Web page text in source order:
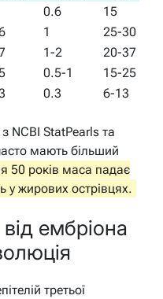
0.6
15
1
25-30
1-2
20-37
0.5-1
15-25
0.3 6-13
NCBI StatPearls та
мають більший
50 років маса падає
у жирових острівцях.
ембріона
третьої